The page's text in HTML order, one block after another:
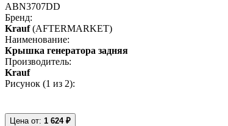
ABN3707DD
Бренд:
Krauf (AFTERMARKET)
Наименование:
Крышка генератора задняя
Производитель:
Krauf
Рисунок (1 из 2):
Цена от: 1 624 ₽